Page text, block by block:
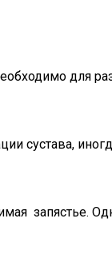
для
сустава,
запястье.